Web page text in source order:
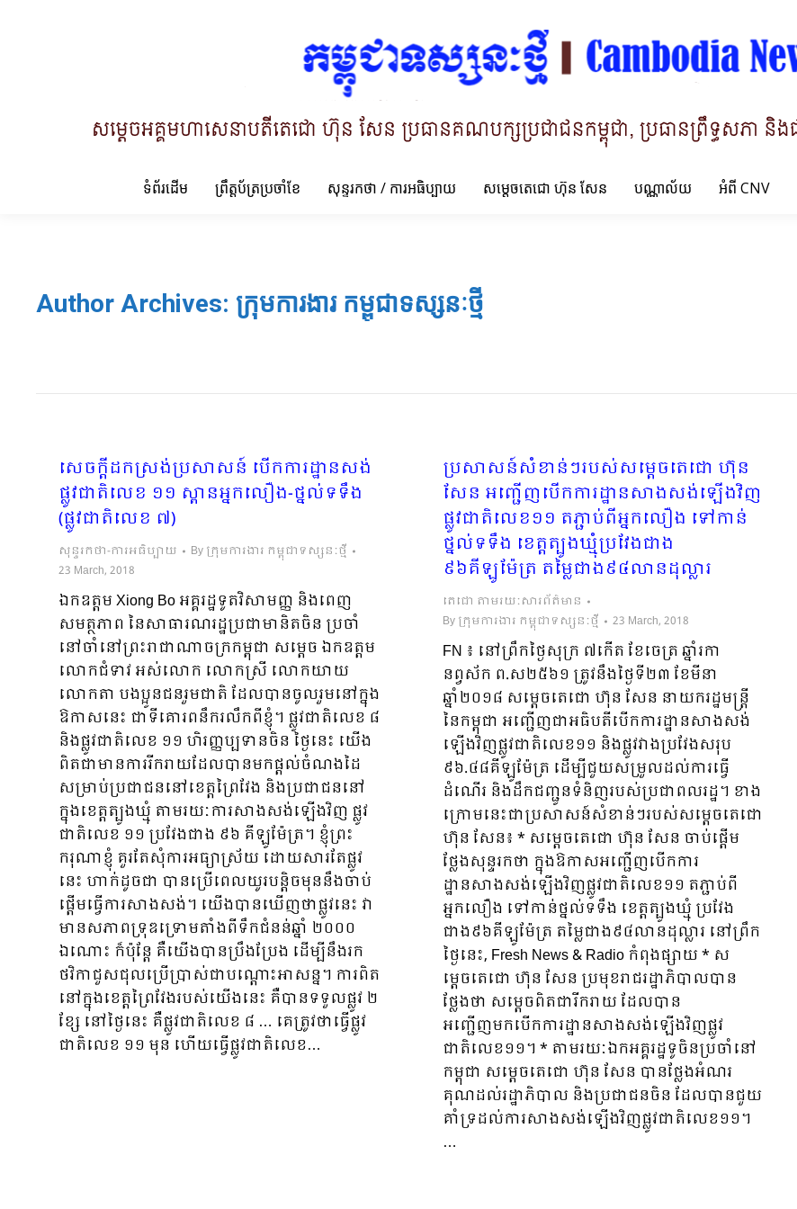
ទំព័រដើម ព្រឹត្តប័ត្រប្រចាំខែ សុន្ទរកថា / ការអធិប្បាយ សម្តេចតេជោ ហ៊ុន សែន បណ្ណាល័យ អំពី CNV
Author Archives: ក្រុមការងារ កម្ពុជាទស្សនៈថ្មី
សេចក្តីដកស្រង់ប្រសាសន៍ បើកការដ្ឋានសង់
ផ្លូវជាតិលេខ ១១ ស្ពានអ្នកលឿង-ថ្នល់ទទឹង
(ផ្លូវជាតិលេខ ៧)
សុន្ទរកថា-ការអធិប្បាយ By ក្រុមការងារ កម្ពុជាទស្សនៈថ្មី
23 March, 2018
ឯកឧត្តម Xiong Bo អគ្គរដ្ឋទូតវិសាមញ្ញ និងពេញ
សមត្ថភាព នៃសាធារណរដ្ឋប្រជាមានិតចិន ប្រចាំ
នៅចាំនៅព្រះរាជាណាចក្រកម្ពុជា សម្តេច ឯកឧត្តម
លោកជំទាវ អស់លោក លោកស្រី លោកយាយ
លោកតា បងប្អូនជនរួមជាតិ ដែលបានចូលរួមនៅក្នុង
ឱកាសនេះ ជាទីគោរពនឹករលឹកពីខ្ញុំ។ ផ្លូវជាតិលេខ ៨
និងផ្លូវជាតិលេខ ១១ ហិរញ្ញប្បទានចិន ថ្ងៃនេះ យើង
ពិតជាមានការរីករាយដែលបានមកផ្តល់ចំណងដៃ
សម្រាប់ប្រជាជននៅខេត្តព្រៃវែង និងប្រជាជននៅ
ក្នុងខេត្តត្បូងឃ្មុំ តាមរយៈការសាងសង់ឡើងវិញ ផ្លូវ
ជាតិលេខ ១១​ ប្រវែងជាង ៩៦ គីឡូម៉ែត្រ។ ខ្ញុំព្រះ
ករុណាខ្ញុំ គួរតែសុំការអធ្យាស្រ័យ ដោយសារតែផ្លូវ
នេះ ហាក់ដូចជា បានប្រើពេលយូរបន្តិចមុននឹងចាប់
ផ្ដើមធ្វើការសាងសង់។ យើងបានឃើញថាផ្លូវនេះ វា
មានសភាពទ្រុឌទ្រោមតាំងពីទឹកជំនន់ឆ្នាំ ២០០០
ឯណោះ ក៏ប៉ុន្តែ គឺយើងបានប្រឹងប្រែង ដើម្បីនឹងរក
ថវិកាជួសជុលប្រើប្រាស់ជាបណ្តោះអាសន្ន។ ការពិត
នៅក្នុងខេត្តព្រៃវែងរបស់យើងនេះ គឺបានទទួលផ្លូវ ២
ខ្សែ នៅថ្ងៃនេះ គឺផ្លូវជាតិលេខ ៨ … គេត្រូវថាធ្វើផ្លូវ
ជាតិលេខ ១១ មុន ហើយធ្វើផ្លូវជាតិលេខ…
ប្រសាសន៍សំខាន់ៗរបស់សម្តេចតេជោ ហ៊ុន
សែន អញ្ជើញបើកការដ្ឋានសាងសង់ឡើងវិញ
ផ្លូវជាតិលេខ១១ តភ្ជាប់ពីអ្នកលឿង ទៅកាន់
ថ្នល់ទទឹង ខេត្តត្បូងឃ្មុំប្រវែងជាង
៩៦គីឡូម៉ែត្រ តម្លៃជាង៩៤លានដុល្លារ
តេជោ តាមរយៈសារព័ត៌មាន
By ក្រុមការងារ កម្ពុជាទស្សនៈថ្មី 23 March, 2018
FN ៖ នៅព្រឹកថ្ងៃសុក្រ ៧កើត ខែចេត្រ ឆ្នាំរកា
នព្វស័ក ព.ស២៥៦១ ត្រូវនឹងថ្ងៃទី២៣ ខែមីនា
ឆ្នាំ២០១៨ សម្តេចតេជោ ហ៊ុន សែន នាយករដ្ឋមន្ត្រី
នៃកម្ពុជា អញ្ជើញជាអធិបតីបើកការដ្ឋានសាងសង់
ឡើងវិញផ្លូវជាតិលេខ១១ និងផ្លូវវាងប្រវែងសរុប
៩៦.៤៨គីឡូម៉ែត្រ ដើម្បីជួយសម្រួលដល់ការធ្វើ
ដំណើរ និងដឹកជញ្ជូនទំនិញរបស់ប្រជាពលរដ្ឋ។ ខាង
ក្រោមនេះជាប្រសាសន៍សំខាន់ៗរបស់សម្តេចតេជោ
ហ៊ុន សែន៖ * សម្តេចតេជោ ហ៊ុន សែន ចាប់ផ្តើម
ថ្លែងសុន្ទរកថា ក្នុងឱកាសអញ្ជើញបើកការ
ដ្ឋានសាងសង់ឡើងវិញផ្លូវជាតិលេខ១១ តភ្ជាប់ពី
អ្នកលឿង ទៅកាន់ថ្នល់ទទឹង ខេត្តត្បូងឃ្មុំ ប្រវែង
ជាង៩៦គីឡូម៉ែត្រ តម្លៃជាង៩៤លានដុល្លារ នៅព្រឹក
ថ្ងៃនេះ, Fresh News & Radio កំពុងផ្សាយ * ស
ម្តេចតេជោ ហ៊ុន សែន ប្រមុខរាជរដ្ឋាភិបាលបាន
ថ្លែងថា សម្តេចពិតជារីករាយ ដែលបាន
អញ្ជើញមកបើកការដ្ឋានសាងសង់ឡើងវិញផ្លូវ
ជាតិលេខ១១។ * តាមរយៈឯកអគ្គរដ្ឋទូចិនប្រចាំនៅ
កម្ពុជា សម្តេចតេជោ ហ៊ុន សែន បានថ្លែងអំណរ
គុណដល់រដ្ឋាភិបាល និងប្រជាជនចិន ដែលបានជួយ
គាំទ្រដល់ការសាងសង់ឡើងវិញផ្លូវជាតិលេខ១១។
…